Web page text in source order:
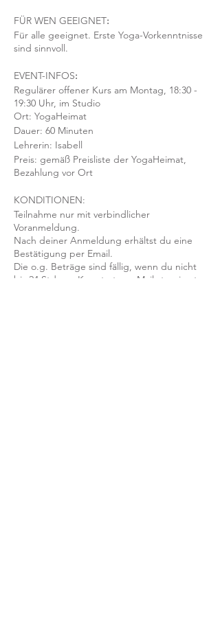
FÜR WEN GEEIGNET:
Für alle geeignet. Erste Yoga-Vorkenntnisse
sind sinnvoll.
EVENT-INFOS:
Regulärer offener Kurs am Montag, 18:30 -
19:30 Uhr, im Studio
Ort: YogaHeimat
Dauer: 60 Minuten
Lehrerin: Isabell
Preis: gemäß Preisliste der YogaHeimat,
Bezahlung vor Ort
KONDITIONEN:
Teilnahme nur mit verbindlicher
Voranmeldung.
Nach deiner Anmeldung erhältst du eine
Bestätigung per Email.
Die o.g. Beträge sind fällig, wenn du nicht
bis 24 Std. vor Kursstart per Mail stornierst,